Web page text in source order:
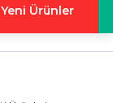
Yeni Ürünler